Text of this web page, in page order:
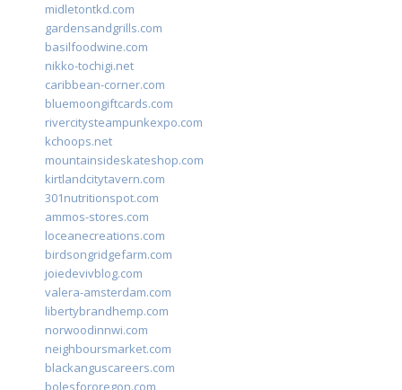
midletontkd.com
gardensandgrills.com
basilfoodwine.com
nikko-tochigi.net
caribbean-corner.com
bluemoongiftcards.com
rivercitysteampunkexpo.com
kchoops.net
mountainsideskateshop.com
kirtlandcitytavern.com
301nutritionspot.com
ammos-stores.com
loceanecreations.com
birdsongridgefarm.com
joiedevivblog.com
valera-amsterdam.com
libertybrandhemp.com
norwoodinnwi.com
neighboursmarket.com
blackanguscareers.com
bolesfororegon.com